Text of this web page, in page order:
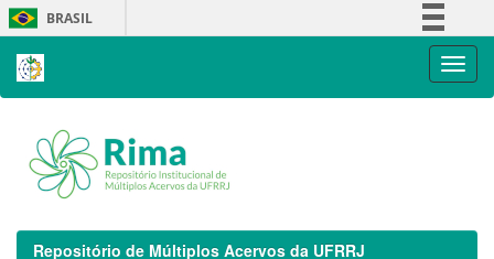
Skip
navigation
BRASIL
Repositório de Múltiplos Acervos da UFRRJ